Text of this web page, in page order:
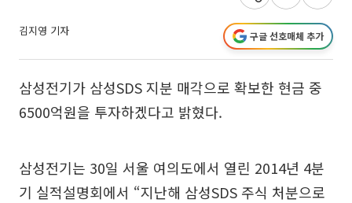
김지영 기자 구글 선호매체 추가
삼성전기가 삼성SDS 지분 매각으로 확보한 현금 중
6500억원을 투자하겠다고 밝혔다.
삼성전기는 30일 서울 여의도에서 열린 2014년 4분
기 실적설명회에서 “지난해 삼성SDS 주식 처분으로